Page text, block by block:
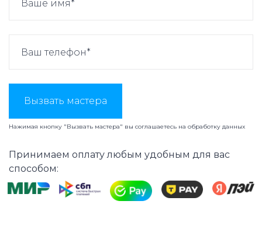
Вызвать мастера
Нажимая кнопку "Вызвать мастера" вы соглашаетесь на обработку данных
Принимаем оплату любым удобным для вас
способом: